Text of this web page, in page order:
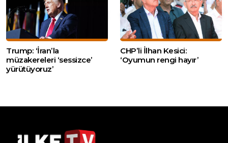
Trump: ‘İran’la
müzakereleri ‘sessizce’
yürütüyoruz’
CHP’li İlhan Kesici:
‘Oyumun rengi hayır’